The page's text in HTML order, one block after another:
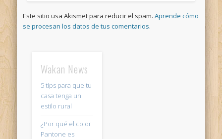
Este sitio usa Akismet para reducir el spam.Aprende cómo
se procesan los datos de tus comentarios.
Wakan News
5 tips para que tu
casa tenga un
estilo rural
¿Por qué el color
Pantone es